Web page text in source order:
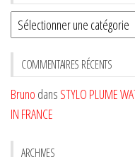
Sélectionnez
une
CATÉGORIE
COMMENTAIRES RÉCENTS
Bruno dans STYLO PLUME
IN FRANCE
ARCHIVES